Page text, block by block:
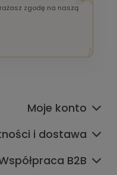
zgodę na naszą
Moje konto
i dostawa
B2B